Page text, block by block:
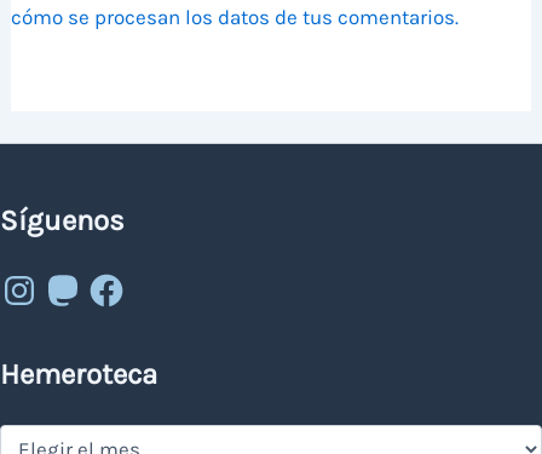
cómo se procesan los datos de tus comentarios.
Síguenos
Instagram
MastodonFacebook
Hemeroteca
Hemeroteca